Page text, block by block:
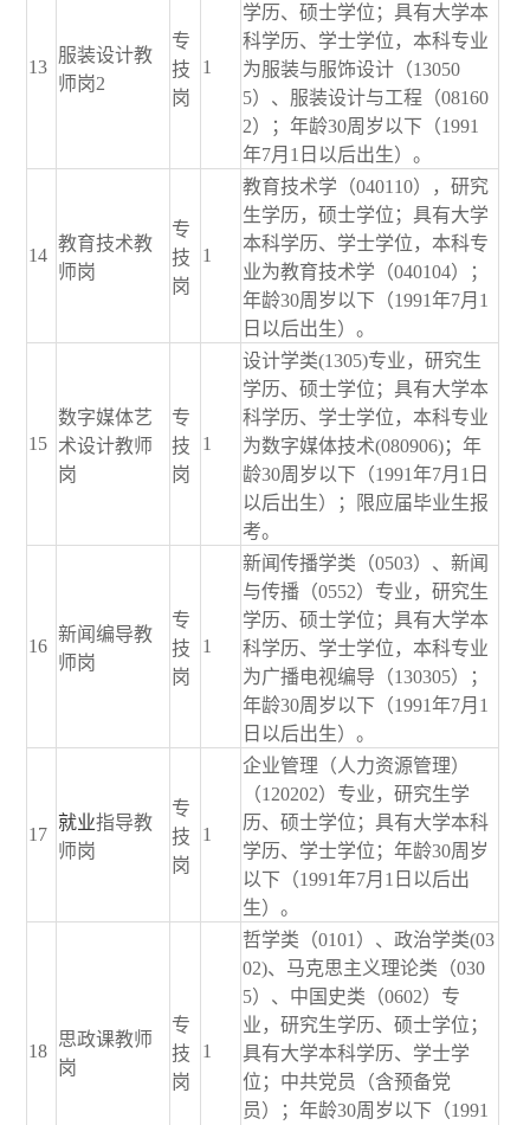
13
服装设计教
师岗2
专
技
岗
1
学历、硕士学位；具有大学本
科学历、学士学位，本科专业
为服装与服饰设计（13050
5）、服装设计与工程（08160
2）；年龄30周岁以下（1991
年7月1日以后出生）。
14
教育技术教
师岗
专
技
岗
1
教育技术学（040110），研究
生学历，硕士学位；具有大学
本科学历、学士学位，本科专
业为教育技术学（040104）；
年龄30周岁以下（1991年7月1
日以后出生）。
15
数字媒体艺
术设计教师
岗
专
技
岗
1
设计学类(1305)专业，研究生
学历、硕士学位；具有大学本
科学历、学士学位，本科专业
为数字媒体技术(080906)；年
龄30周岁以下（1991年7月1日
以后出生）；限应届毕业生报
考。
16
新闻编导教
师岗
专
技
岗
1
新闻传播学类（0503）、新闻
与传播（0552）专业，研究生
学历、硕士学位；具有大学本
科学历、学士学位，本科专业
为广播电视编导（130305）；
年龄30周岁以下（1991年7月1
日以后出生）。
17
就业指导教
师岗
专
技
岗
1
企业管理（人力资源管理）
（120202）专业，研究生学
历、硕士学位；具有大学本科
学历、学士学位；年龄30周岁
以下（1991年7月1日以后出
生）。
18
思政课教师
岗
专
技
岗
1
哲学类（0101）、政治学类(03
02)、马克思主义理论类（030
5）、中国史类（0602）专
业，研究生学历、硕士学位；
具有大学本科学历、学士学
位；中共党员（含预备党
员）；年龄30周岁以下（1991